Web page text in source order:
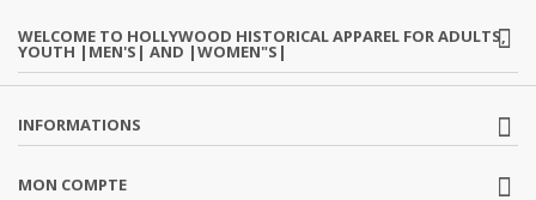
WELCOME TO HOLLYWOOD HISTORICAL APPAREL FOR ADULTS,
YOUTH |MEN'S| AND |WOMEN"S|
INFORMATIONS
MON COMPTE